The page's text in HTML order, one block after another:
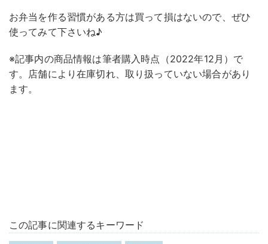
お弁当を作る習慣がある方は買って損はないので、ぜひ
使ってみて下さいね♪
※記事内の商品情報は筆者購入時点（2022年12月）で
す。店舗により在庫切れ、取り扱っていない場合があり
ます。
この記事に関連するキーワード